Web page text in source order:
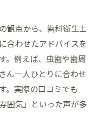
観点から、歯科衛生士
合わせたアドバイスを
。例えば、虫歯や歯周
ん一人ひとりに合わせ
。実際の口コミでも
囲気」といった声が多